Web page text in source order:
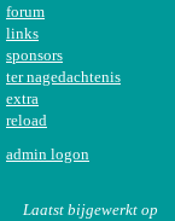
forum
links
sponsors
ter nagedachtenis
extra
reload
admin logon
Laatst bijgewerkt op